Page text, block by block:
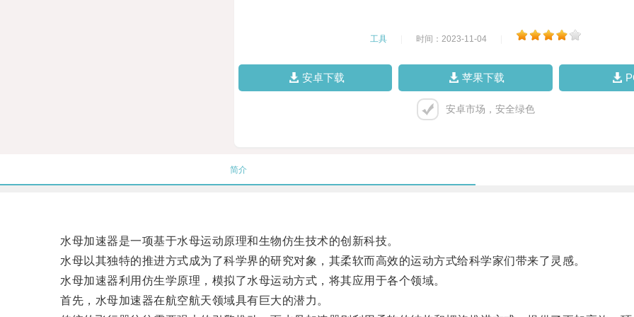
工具 时间：2023-11-04
安卓下载 苹果下载
安卓市场，安全绿色
简介
水母加速器是一项基于水母运动原理和生物仿生技术的创新科技。
水母以其独特的推进方式成为了科学界的研究对象，其柔软而高效的运动方式给科学家们带来了灵感。
水母加速器利用仿生学原理，模拟了水母运动方式，将其应用于各个领域。
首先，水母加速器在航空航天领域具有巨大的潜力。